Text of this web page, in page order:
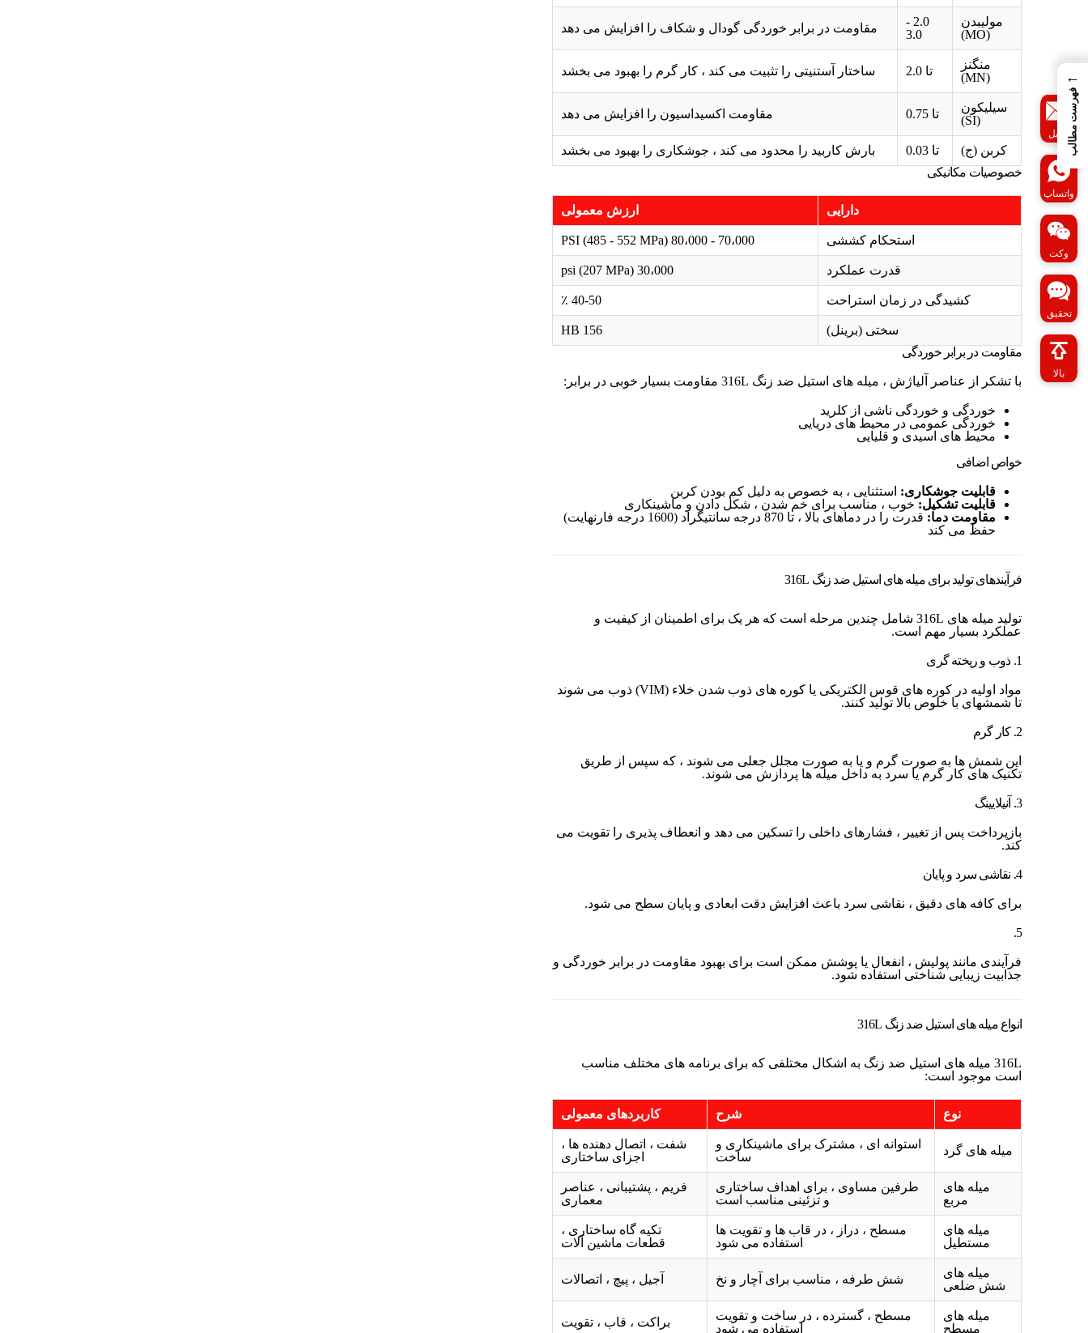
مولیبدن
(MO)
2.0 -
3.0
مقاومت در برابر خوردگی گودال و شکاف را افزایش می دهد
منگنز
(MN)
تا 2.0 ساختار آستنیتی را تثبیت می کند ، کار گرم را بهبود می بخشد
سیلیکون
(SI)
تا 0.75 مقاومت اکسیداسیون را افزایش می دهد
کربن (ج) تا 0.03
بارش کاربید را محدود می کند ، جوشکاری را بهبود می بخشد
خصوصیات مکانیکی
دارایی ارزش معمولی
استحکام کششی 70،000 - 80،000 PSI (485 - 552 MPa)
قدرت عملکرد 30،000 psi (207 MPa)
کشیدگی در زمان استراحت 40-50 ٪
سختی (برینل)
156 HB
مقاومت در برابر خوردگی
با تشکر از عناصر آلیاژش ، میله های استیل ضد زنگ 316L مقاومت بسیار خوبی در برابر:
خوردگی و خوردگی ناشی از کلرید
خوردگی عمومی در محیط های دریایی
محیط های اسیدی و قلیایی
خواص اضافی
قابلیت جوشکاری: استثنایی ، به خصوص به دلیل کم بودن کربن
قابلیت تشکیل: خوب ، مناسب برای خم شدن ، شکل دادن و ماشینکاری
مقاومت دما:
قدرت را در دماهای بالا ، تا 870 درجه سانتیگراد (1600 درجه فارنهایت)
حفظ می کند
فرآیندهای تولید برای میله های استیل ضد زنگ 316L
تولید میله های 316L شامل چندین مرحله است که هر یک برای اطمینان از کیفیت و
عملکرد بسیار مهم است.
1. ذوب و ریخته گری
مواد اولیه در کوره های قوس الکتریکی یا کوره های ذوب شدن خلاء (VIM) ذوب می شوند
تا شمشهای با خلوص بالا تولید کنند.
2. کار گرم
این شمش ها به صورت گرم و یا به صورت مجلل جعلی می شوند ، که سپس از طریق
تکنیک های کار گرم یا سرد به داخل میله ها پردازش می شوند.
3. آنیلایینگ
بازپرداخت پس از تغییر ، فشارهای داخلی را تسکین می دهد و انعطاف پذیری را تقویت می
کند.
4. نقاشی سرد و پایان
برای کافه های دقیق ، نقاشی سرد باعث افزایش دقت ابعادی و پایان سطح می شود.
5.
فرآیندی مانند پولیش ، انفعال یا پوشش ممکن است برای بهبود مقاومت در برابر خوردگی و
جذابیت زیبایی شناختی استفاده شود.
انواع میله های استیل ضد زنگ 316L
316L میله های استیل ضد زنگ به اشکال مختلفی که برای برنامه های مختلف مناسب
است موجود است:
نوع شرح کاربردهای معمولی
میله های گرد
استوانه ای ، مشترک برای ماشینکاری و
ساخت
شفت ، اتصال دهنده ها ،
اجزای ساختاری
میله های
مربع
طرفین مساوی ، برای اهداف ساختاری
و تزئینی مناسب است
فریم ، پشتیبانی ، عناصر
معماری
میله های
مستطیل
مسطح ، دراز ، در قاب ها و تقویت ها
استفاده می شود
تکیه گاه ساختاری ،
قطعات ماشین آلات
میله های
شش ضلعی
شش طرفه ، مناسب برای آچار و نخ آجیل ، پیچ ، اتصالات
میله های
مسطح
مسطح ، گسترده ، در ساخت و تقویت
استفاده می شود
براکت ، قاب ، تقویت
ایمیل
واتساپ
وکت
تحقیق
بالا
←
فهرست مطالب